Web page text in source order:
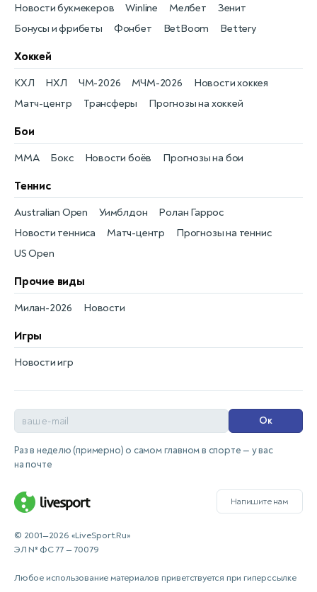
Бонусы и фрибеты
Новости букмекеров
Фонбет
Winline
BetBoom
Мелбет
Bettery
Зенит
Хоккей
Новости хоккея
КХЛ
Матч-центр
НХЛ
Трансферы
ЧМ-2026
Прогнозы на хоккей
МЧМ-2026
Бои
Новости боёв
MMA Прогнозы на бои
Бокс
Теннис
Новости тенниса
Australian Open
Матч-центр
Уимблдон
Прогнозы на теннис
Ролан Гаррос
US Open
Прочие виды
Новости
Милан-2026
Игры
Новости игр
Ок
Раз в неделю (примерно) о самом главном в спорте — у вас
на почте
Напишите нам
© 2001—2026 «LiveSport.Ru»
ЭЛ № ФС 77 — 70079
Любое использование материалов приветствуется при гиперссылке